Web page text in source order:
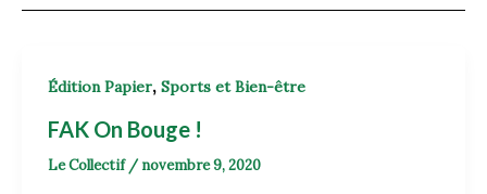
Édition Papier, Sports et Bien-être
FAK On Bouge !
Le Collectif / novembre 9, 2020